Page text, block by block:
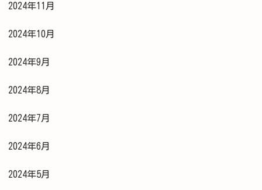
2024年11月
2024年10月
2024年9月
2024年8月
2024年7月
2024年6月
2024年5月